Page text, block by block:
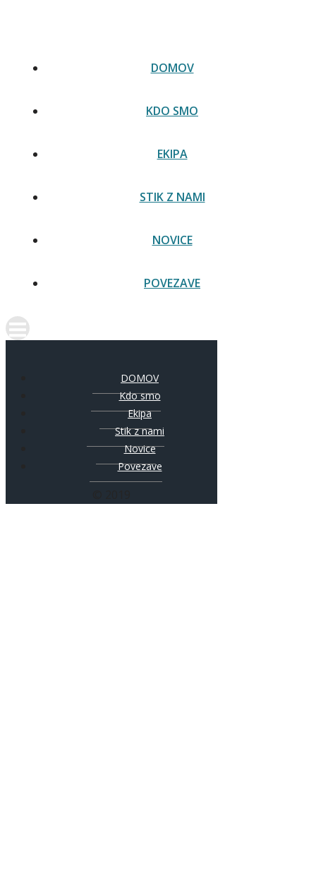
DOMOV
KDO SMO
EKIPA
STIK Z NAMI
NOVICE
POVEZAVE
DOMOV
Kdo smo
Ekipa
Stik z nami
Novice
Povezave